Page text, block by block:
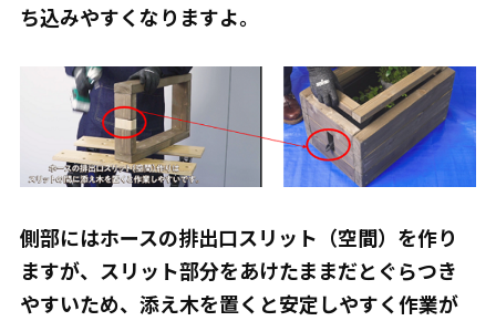
ち込みやすくなりますよ。
側部にはホースの排出口スリット（空間）を作り
ますが、スリット部分をあけたままだとぐらつき
やすいため、添え木を置くと安定しやすく作業が